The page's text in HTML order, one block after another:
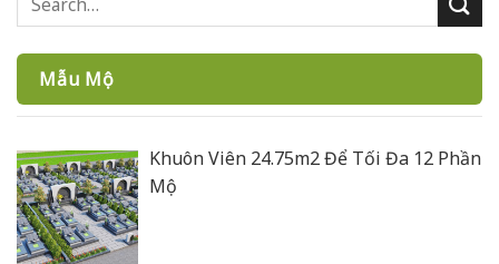
Mẫu Mộ
Khuôn Viên 24.75m2 Để Tối Đa 12 Phần
Mộ